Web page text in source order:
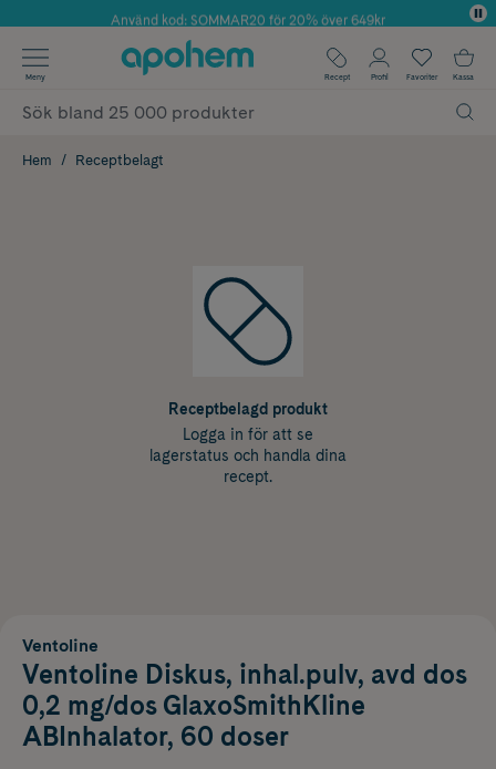
Årets Butik 2025 inom Skönhet
Använd kod: SOMMAR20 för 20% över 649kr
✓ Fri frakt
✓ Poäng på alla köp*
Meny Recept Profil Favoriter Kassa
Hem Receptbelagt
Receptbelagd produkt
Logga in för att se
lagerstatus och handla dina
recept.
Ventoline
Ventoline Diskus, inhal.pulv, avd dos
0,2 mg/dos GlaxoSmithKline
ABInhalator, 60 doser